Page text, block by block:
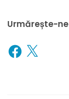
Urmărește-ne
Facebook
X